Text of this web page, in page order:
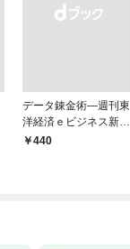
データ錬金術―週刊東
洋経済ｅビジネス新書
Ｎo.493
￥440